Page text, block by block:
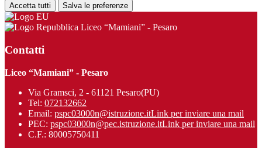
Accetta tutti Salva le preferenze
Liceo “Mamiani” - Pesaro
Contatti
Liceo “Mamiani” - Pesaro
Via Gramsci, 2 - 61121 Pesaro(PU)
Tel: 072132662
Email: pspc03000n@istruzione.itLink per inviare una mail
PEC: pspc03000n@pec.istruzione.itLink per inviare una mail
C.F.: 80005750411